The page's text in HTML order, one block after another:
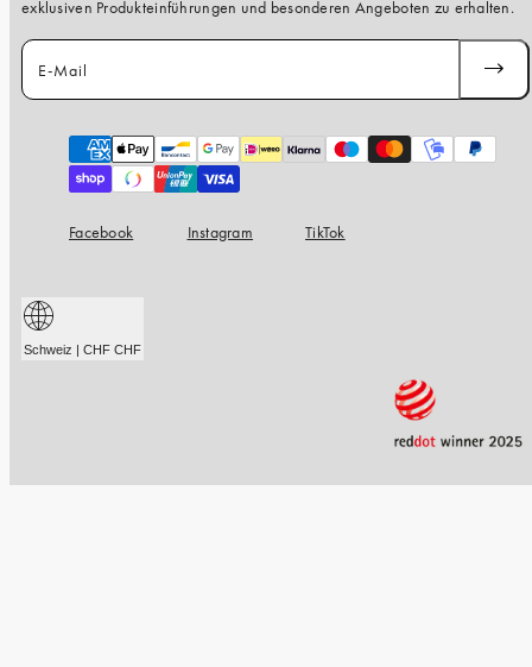
exklusiven Produkteinführungen und besonderen Angeboten zu erhalten.
E-Mail
Zahlungsarten
Facebook Instagram TikTok
Schweiz | CHF CHF